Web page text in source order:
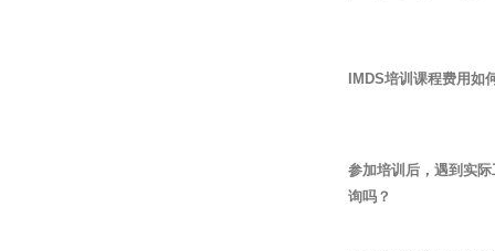
IMDS培训课程费用如
参加培训后，遇到实
询吗？